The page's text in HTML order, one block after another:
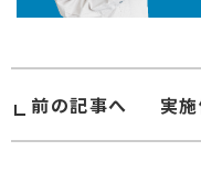
前の記事へ 実